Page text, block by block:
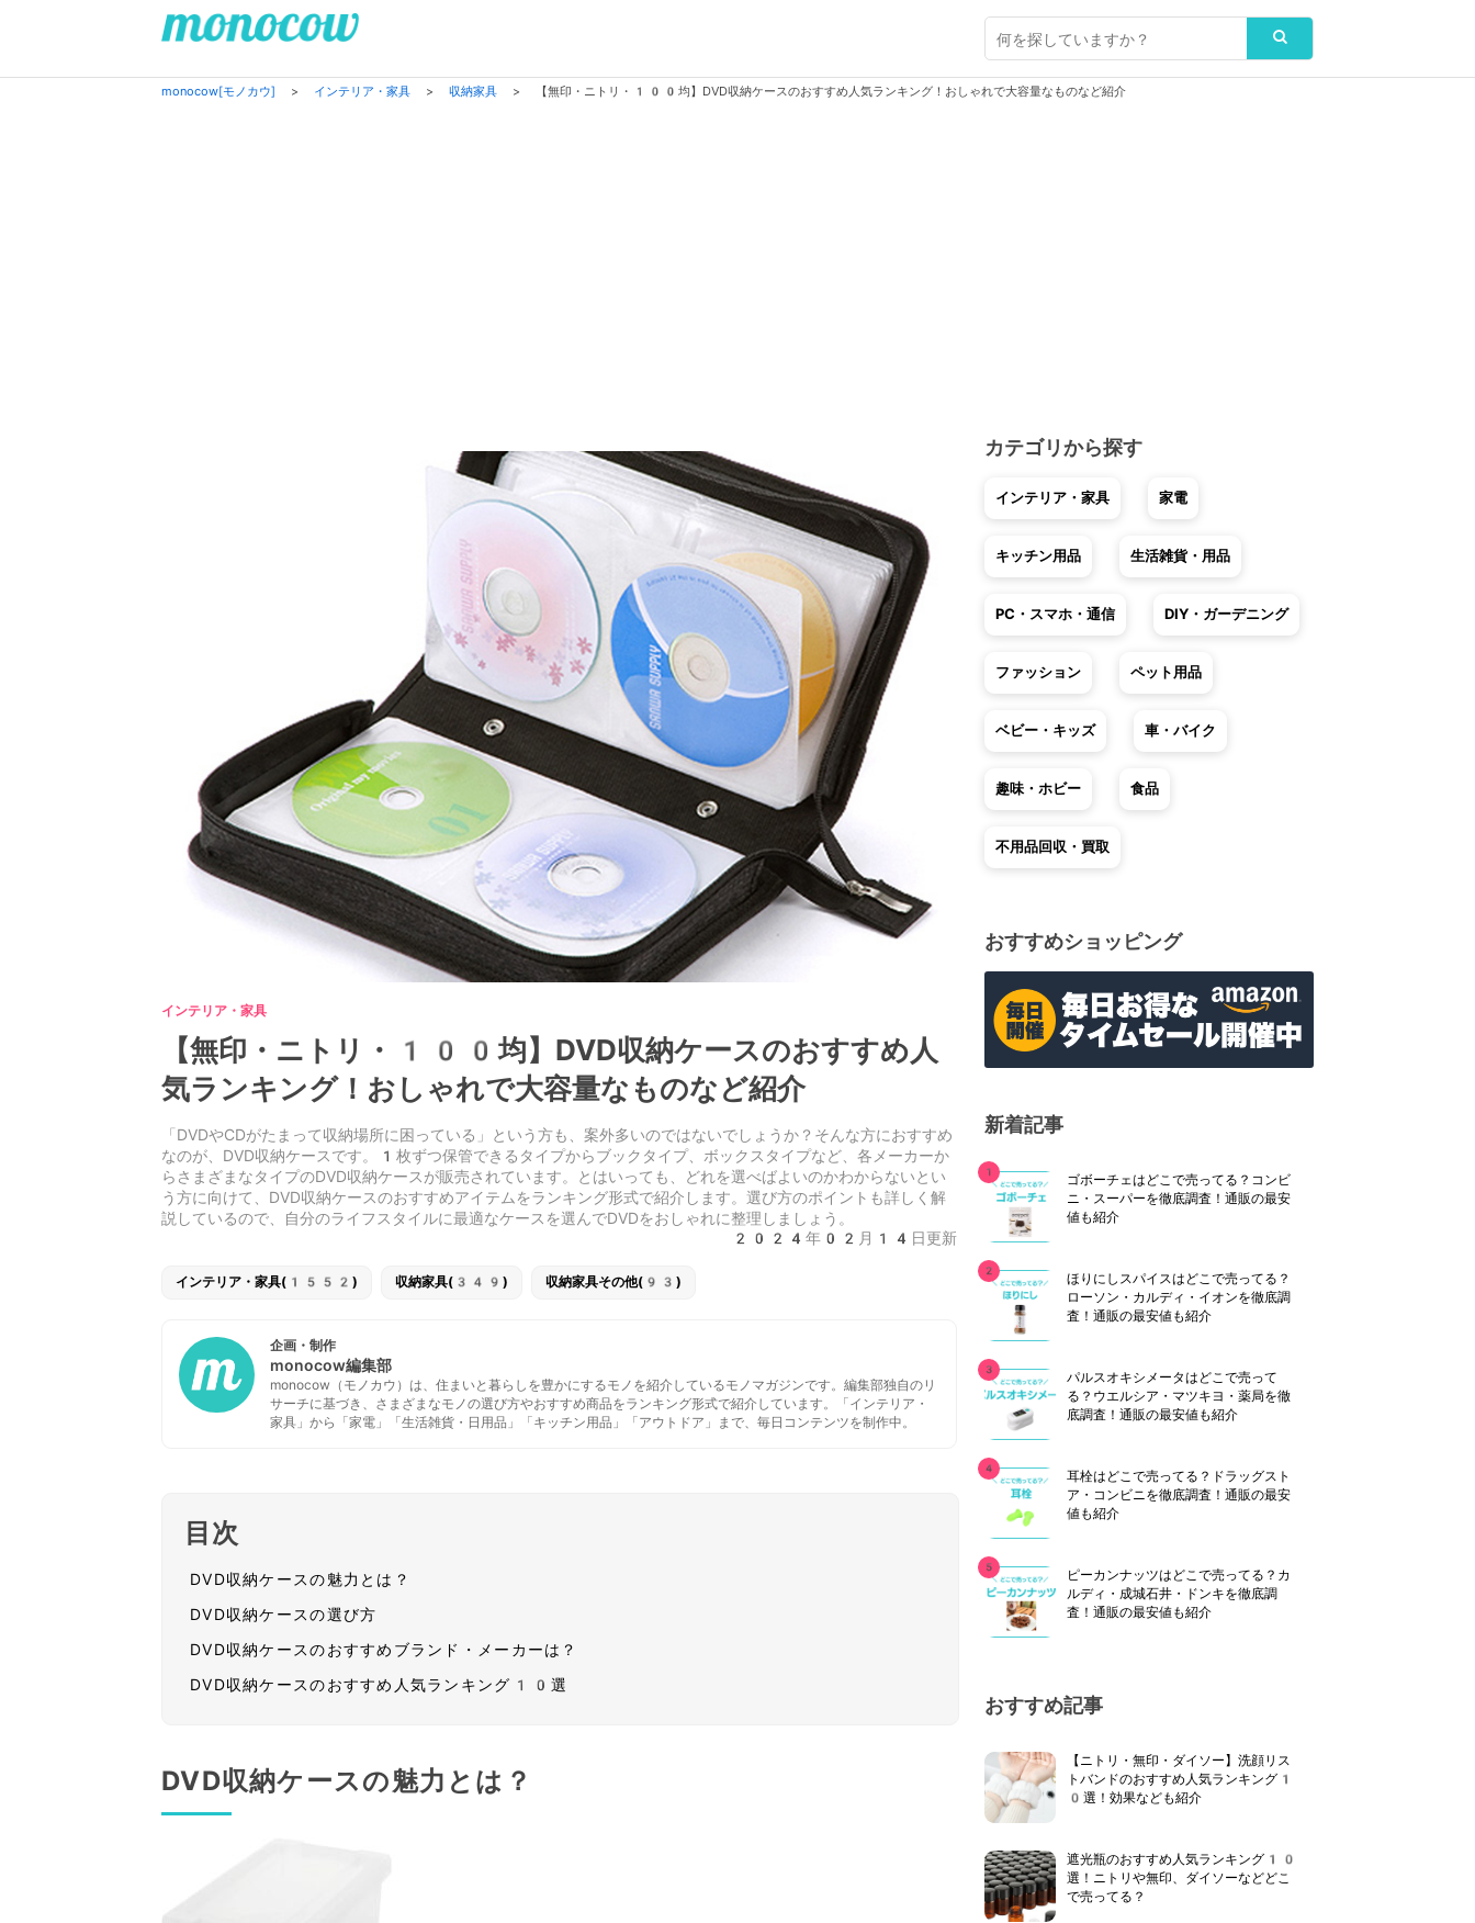
monocow[モノカウ] > インテリア・家具 > 収納家具 > 【無印・ニトリ・100均】DVD収納ケースのおすすめ人気ランキング！おしゃれで大容量なものなど紹介
インテリア・家具
【無印・ニトリ・100均】DVD収納ケースのおすすめ人
気ランキング！おしゃれで大容量なものなど紹介
「DVDやCDがたまって収納場所に困っている」という方も、案外多いのではないでしょうか？そんな方におすすめ
なのが、DVD収納ケースです。1枚ずつ保管できるタイプからブックタイプ、ボックスタイプなど、各メーカーか
らさまざまなタイプのDVD収納ケースが販売されています。とはいっても、どれを選べばよいのかわからないとい
う方に向けて、DVD収納ケースのおすすめアイテムをランキング形式で紹介します。選び方のポイントも詳しく解
説しているので、自分のライフスタイルに最適なケースを選んでDVDをおしゃれに整理しましょう。
2024年02月14日更新
インテリア・家具(1552) 収納家具(349) 収納家具その他(93)
企画・制作
monocow編集部
monocow（モノカウ）は、住まいと暮らしを豊かにするモノを紹介しているモノマガジンです。編集部独自のリ
サーチに基づき、さまざまなモノの選び方やおすすめ商品をランキング形式で紹介しています。「インテリア・
家具」から「家電」「生活雑貨・日用品」「キッチン用品」「アウトドア」まで、毎日コンテンツを制作中。
目次
DVD収納ケースの魅力とは？
DVD収納ケースの選び方
DVD収納ケースのおすすめブランド・メーカーは？
DVD収納ケースのおすすめ人気ランキング10選
DVD収納ケースの魅力とは？
カテゴリから探す
インテリア・家具 家電
キッチン用品 生活雑貨・用品
PC・スマホ・通信 DIY・ガーデニング
ファッション ペット用品
ベビー・キッズ 車・バイク
趣味・ホビー 食品
不用品回収・買取
おすすめショッピング
新着記事
ゴボーチェはどこで売ってる？コンビ
ニ・スーパーを徹底調査！通販の最安
値も紹介
ほりにしスパイスはどこで売ってる？
ローソン・カルディ・イオンを徹底調
査！通販の最安値も紹介
パルスオキシメータはどこで売って
る？ウエルシア・マツキヨ・薬局を徹
底調査！通販の最安値も紹介
耳栓はどこで売ってる？ドラッグスト
ア・コンビニを徹底調査！通販の最安
値も紹介
ピーカンナッツはどこで売ってる？カ
ルディ・成城石井・ドンキを徹底調
査！通販の最安値も紹介
おすすめ記事
【ニトリ・無印・ダイソー】洗顔リス
トバンドのおすすめ人気ランキング1
0選！効果なども紹介
遮光瓶のおすすめ人気ランキング10
選！ニトリや無印、ダイソーなどどこ
で売ってる？